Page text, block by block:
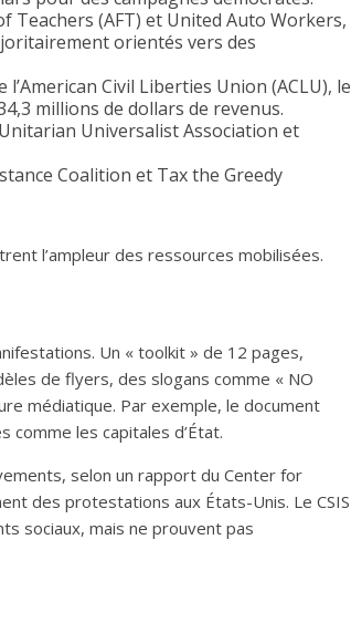
Teachers (AFT) et United Auto Workers,
orientés vers des
Civil Liberties Union (ACLU), le
millions de dollars de revenus.
Universalist Association et
Coalition et Tax the Greedy
l’ampleur des ressources mobilisées.
Un « toolkit » de 12 pages,
de flyers, des slogans comme « NO
médiatique. Par exemple, le document
comme les capitales d’État.
selon un rapport du Center for
des protestations aux États-Unis. Le CSIS
sociaux, mais ne prouvent pas